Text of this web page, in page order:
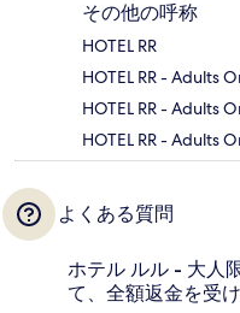
その他の呼称
HOTEL RR
HOTEL RR - Adults
HOTEL RR - Adults
HOTEL RR - Adults
よくある質問
ホテル ルル - 大人
て、全額返金を受